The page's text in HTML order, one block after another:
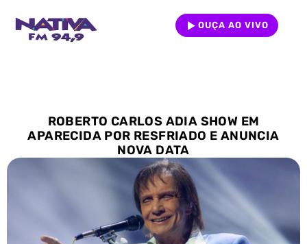
OUÇA AO VIVO
ROBERTO CARLOS ADIA SHOW EM
APARECIDA POR RESFRIADO E ANUNCIA
NOVA DATA